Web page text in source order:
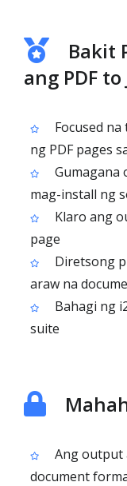
Bakit
ang PDF to
Focused
ng PDF pages
Gumagana
mag-install ng
Klaro ang
page
Diretsong
araw na
Bahagi ng
suite
Ang output
document